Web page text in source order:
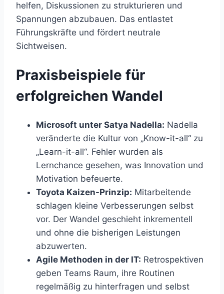
helfen, Diskussionen zu strukturieren und
Spannungen abzubauen. Das entlastet
Führungskräfte und fördert neutrale
Sichtweisen.
Praxisbeispiele für
erfolgreichen Wandel
Microsoft unter Satya Nadella: Nadella
veränderte die Kultur von „Know-it-all“ zu
„Learn-it-all“. Fehler wurden als
Lernchance gesehen, was Innovation und
Motivation befeuerte.
Toyota Kaizen-Prinzip: Mitarbeitende
schlagen kleine Verbesserungen selbst
vor. Der Wandel geschieht inkrementell
und ohne die bisherigen Leistungen
abzuwerten.
Agile Methoden in der IT: Retrospektiven
geben Teams Raum, ihre Routinen
regelmäßig zu hinterfragen und selbst